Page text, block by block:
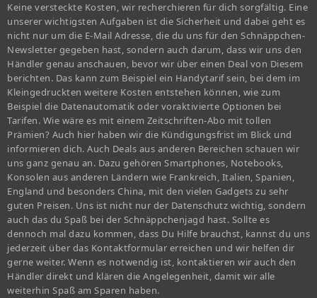
Keine versteckte Kosten, wir recherchieren für dich sorgfältig. Eine
unserer wichtigsten Aufgaben ist die Sicherheit und dabei geht es
nicht nur um die E-Mail Adresse, die du uns für den Schnäppchen-
Newsletter gegeben hast, sondern auch darum, dass wir uns den
Händler genau anschauen, bevor wir über einen Deal von Diesem
berichten. Das kann zum Beispiel ein Handytarif sein, bei dem im
Kleingedruckten weitere Kosten entstehen können, wie zum
Beispiel die Datenautomatik oder voraktivierte Optionen bei
Tarifen. Wie wäre es mit einem Zeitschriften-Abo mit tollen
Prämien? Auch hier haben wir die Kündigungsfrist im Blick und
informieren dich. Auch Deals aus anderen Bereichen schauen wir
uns ganz genau an. Dazu gehören Smartphones, Notebooks,
Konsolen aus anderen Ländern wie Frankreich, Italien, Spanien,
England und besonders China, mit den vielen Gadgets zu sehr
guten Preisen. Uns ist nicht nur der Datenschutz wichtig, sondern
auch das du Spaß bei der Schnäppchenjagd hast. Sollte es
dennoch mal dazu kommen, dass Du Hilfe brauchst, kannst du uns
jederzeit über das Kontaktformular erreichen und wir helfen dir
gerne weiter. Wenn es notwendig ist, kontaktieren wir auch den
Händler direkt und klären die Angelegenheit, damit wir alle
weiterhin Spaß am Sparen haben.